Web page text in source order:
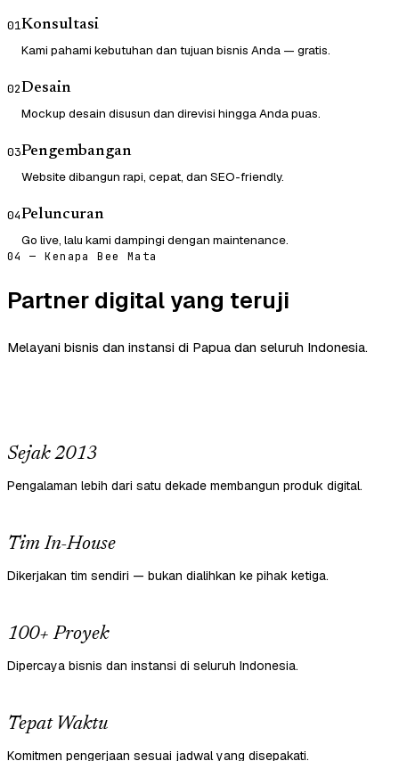
01Konsultasi
Kami pahami kebutuhan dan tujuan bisnis Anda — gratis.
02Desain
Mockup desain disusun dan direvisi hingga Anda puas.
03Pengembangan
Website dibangun rapi, cepat, dan SEO-friendly.
04Peluncuran
Go live, lalu kami dampingi dengan maintenance.
04 — Kenapa Bee Mata
Partner digital yang teruji
Melayani bisnis dan instansi di Papua dan seluruh Indonesia.
Sejak 2013
Pengalaman lebih dari satu dekade membangun produk digital.
Tim In-House
Dikerjakan tim sendiri — bukan dialihkan ke pihak ketiga.
100+ Proyek
Dipercaya bisnis dan instansi di seluruh Indonesia.
Tepat Waktu
Komitmen pengerjaan sesuai jadwal yang disepakati.